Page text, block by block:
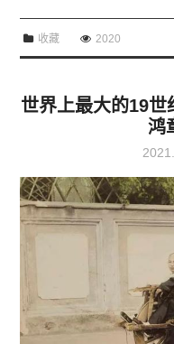
收藏 2020
世界上最大的19
鸿